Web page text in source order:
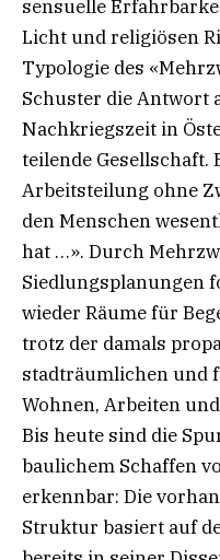
sensuelle
Licht und religiösen
Typologie des
Schuster die Antwort
Nachkriegszeit in
teilende Gesellschaft.
Arbeitsteilung ohne
den Menschen
hat …». Durch
Siedlungsplanungen
wieder Räume für
trotz der damals
stadträumlichen und
Wohnen, Arbeiten
Bis heute sind die
baulichem Schaffen
erkennbar: Die
Struktur basiert auf